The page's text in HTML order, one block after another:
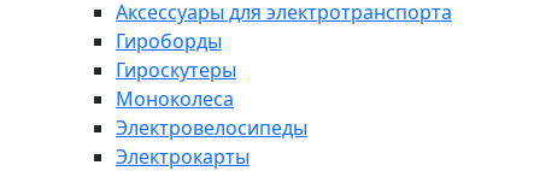
Аксессуары для электротранспорта
Гироборды
Гироскутеры
Моноколеса
Электровелосипеды
Электрокарты